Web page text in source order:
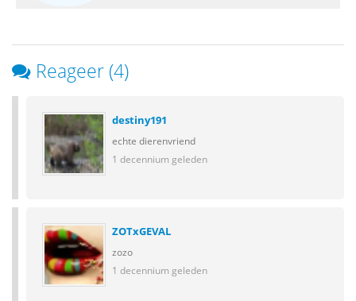
Reageer (4)
destiny191
echte dierenvriend
1 decennium geleden
ZOTxGEVAL
zozo
1 decennium geleden